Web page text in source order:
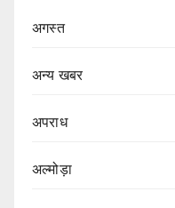
अगस्त
अन्य खबर
अपराध
अल्मोड़ा